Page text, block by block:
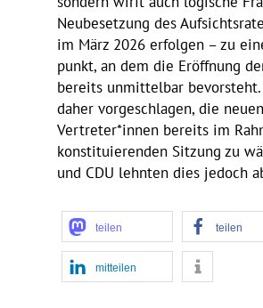
Neube­set­zung des
im März 2026 erfolgen – zu
punkt, an dem die Eröff­nung
bereits unmit­telbar
daher vorge­schlagen, die neuen
Vertreter*innen bereits im
konsti­tu­ie­renden Sitzung zu
und CDU lehnten dies jedoch
teilen teilen
mitteilen